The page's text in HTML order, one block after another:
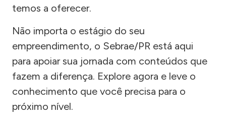
temos a oferecer.
Não importa o estágio do seu
empreendimento, o Sebrae/PR está aqui
para apoiar sua jornada com conteúdos que
fazem a diferença. Explore agora e leve o
conhecimento que você precisa para o
próximo nível.